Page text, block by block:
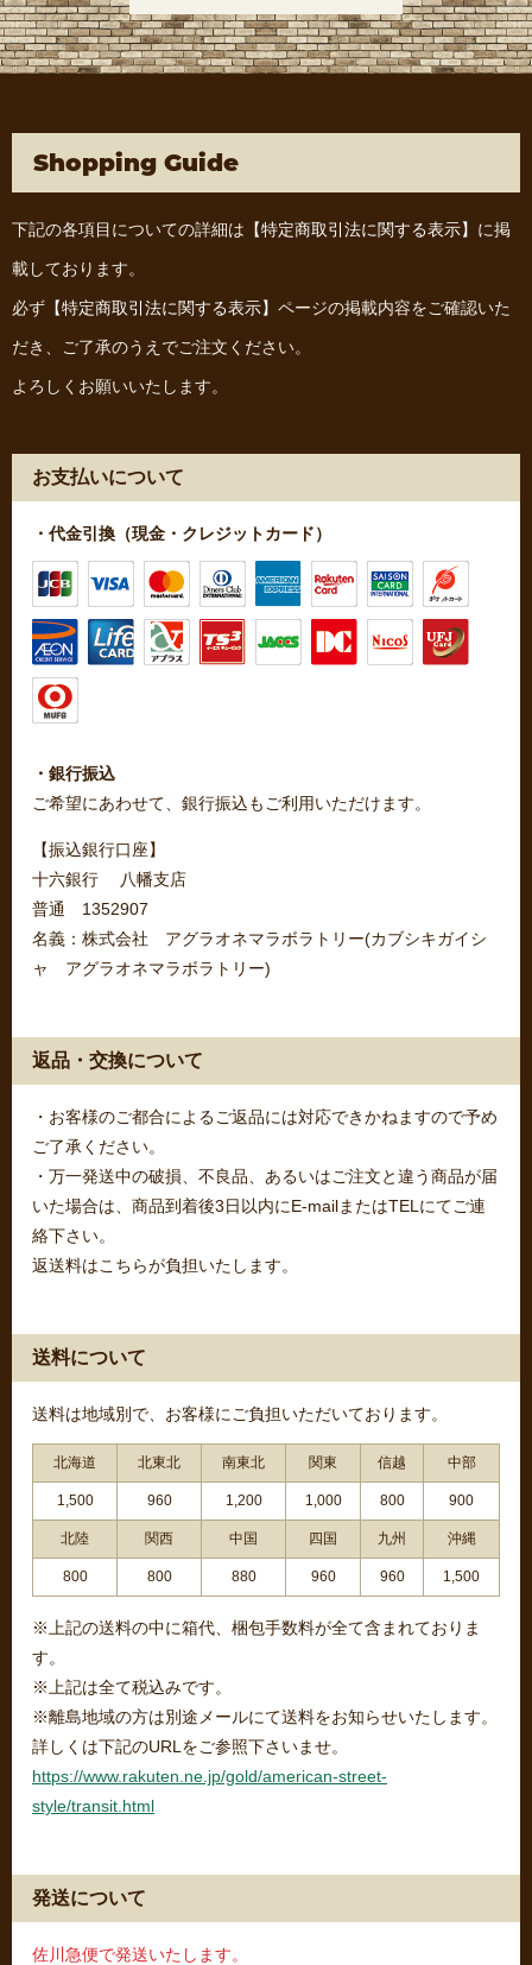
Shopping Guide
下記の各項目についての詳細は 【特定商取引法に関する表示】 に掲
載しております。
必ず 【特定商取引法に関する表示】 ページの掲載内容をご確認いた
だき、ご了承のうえでご注文ください。
よろしくお願いいたします。
お支払いについて
・代金引換（現金・クレジットカード）
・銀行振込
ご希望にあわせて、銀行振込もご利用いただけます。
【振込銀行口座】
十六銀行 八幡支店
普通 1352907
名義：株式会社 アグラオネマラボラトリー(カブシキガイシ
ャ アグラオネマラボラトリー)
返品・交換について
・お客様のご都合によるご返品には対応できかねますので予め
ご了承ください。
・万一発送中の破損、不良品、あるいはご注文と違う商品が届
いた場合は、商品到着後3日以内にE-mailまたはTELにてご連
絡下さい。
返送料はこちらが負担いたします。
送料について
送料は地域別で、お客様にご負担いただいております。
北海道 北東北 南東北 関東 信越 中部
1,500 960 1,200 1,000 800 900
北陸 関西 中国 四国 九州 沖縄
800 800 880 960 960 1,500
※上記の送料の中に箱代、梱包手数料が全て含まれておりま
す。
※上記は全て税込みです。
※離島地域の方は別途メールにて送料をお知らせいたします。
詳しくは下記のURLをご参照下さいませ。
https://www.rakuten.ne.jp/gold/american-street-
style/transit.html
発送について
佐川急便で発送いたします。